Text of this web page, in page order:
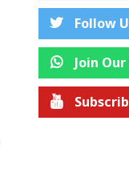
Follow
Join